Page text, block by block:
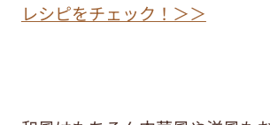
レシピをチェック！＞＞